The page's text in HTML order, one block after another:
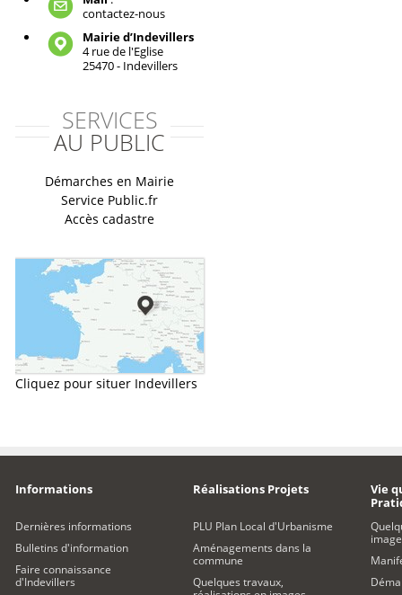
contactez-nous
Mairie d’Indevillers
4 rue de l'Eglise
25470 - Indevillers
SERVICES
AU PUBLIC
Démarches en Mairie
Service Public.fr
Accès cadastre
Cliquez pour situer Indevillers
Informations
Dernières informations
Bulletins d'information
Faire connaissance
d'Indevillers
Réalisations Projets
PLU Plan Local d'Urbanisme
Aménagements dans la
commune
Quelques travaux,
Vie